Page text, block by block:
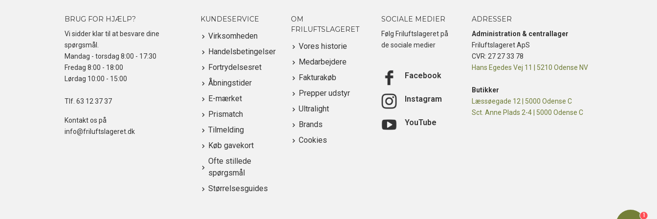
BRUG FOR HJÆLP?
Vi sidder klar til at besvare dine
spørgsmål.
Mandag - torsdag 8:00 - 17:30
Fredag 8:00 - 18:00
Lørdag 10:00 - 15:00
Tlf. 63 12 37 37
Kontakt os på
info@friluftslageret.dk
KUNDESERVICE
Virksomheden
Handelsbetingelser
Fortrydelsesret
Åbningstider
E-mærket
Prismatch
Tilmelding
Køb gavekort
Ofte stillede
spørgsmål
Størrelsesguides
OM
FRILUFTSLAGERET
Vores historie
Medarbejdere
Fakturakøb
Prepper udstyr
Ultralight
Brands
Cookies
SOCIALE MEDIER
Følg Friluftslageret på
de sociale medier
Facebook
Instagram
YouTube
ADRESSER
Administration & centrallager
Friluftslageret ApS
CVR: 27 27 33 78
Hans Egedes Vej 11 | 5210 Odense NV
Butikker
Læssøegade 12 | 5000 Odense C
Sct. Anne Plads 2-4 | 5000 Odense C
1